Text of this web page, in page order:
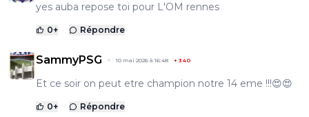
yes auba repose toi pour L'OM rennes
0+ Répondre
SammyPSG 10 mai 2026 à 16:48 + 340
Et ce soir on peut etre champion notre 14 eme !!!😍😍
0+ Répondre